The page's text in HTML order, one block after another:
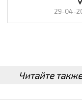
29-04-
Читайте